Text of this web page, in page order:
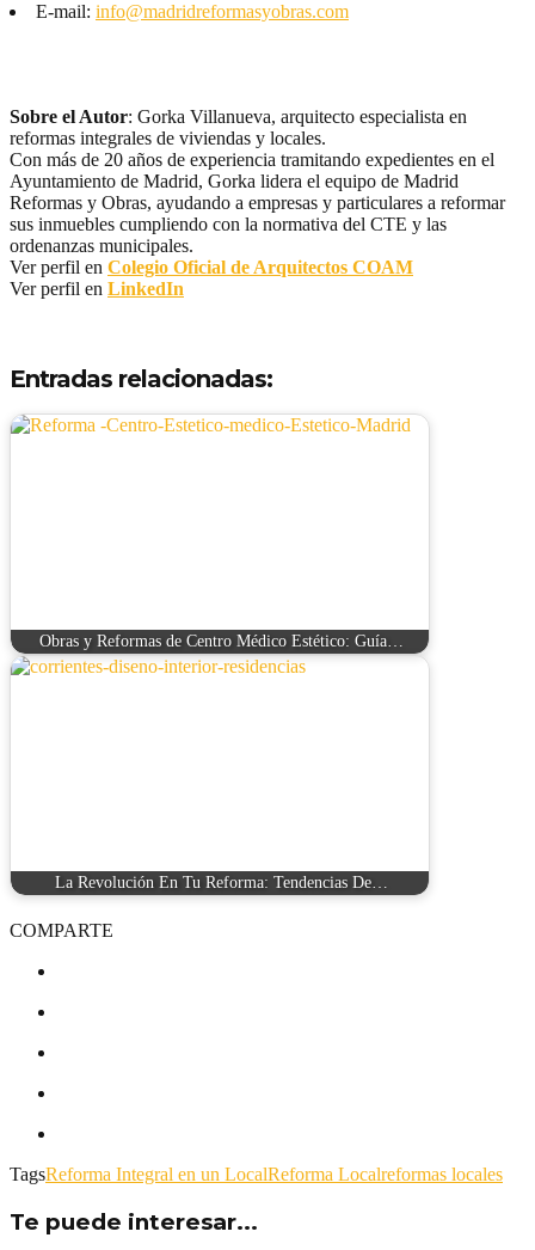
E-mail: info@madridreformasyobras.com
Sobre el Autor: Gorka Villanueva, arquitecto especialista en
reformas integrales de viviendas y locales.
Con más de 20 años de experiencia tramitando expedientes en el
Ayuntamiento de Madrid, Gorka lidera el equipo de Madrid
Reformas y Obras, ayudando a empresas y particulares a reformar
sus inmuebles cumpliendo con la normativa del CTE y las
ordenanzas municipales.
Ver perfil en Colegio Oficial de Arquitectos COAM
Ver perfil en LinkedIn
Entradas relacionadas:
Obras y Reformas de Centro Médico Estético: Guía…
La Revolución En Tu Reforma: Tendencias De…
COMPARTE
TagsReforma Integral en un LocalReforma Localreformas locales
Te puede interesar...